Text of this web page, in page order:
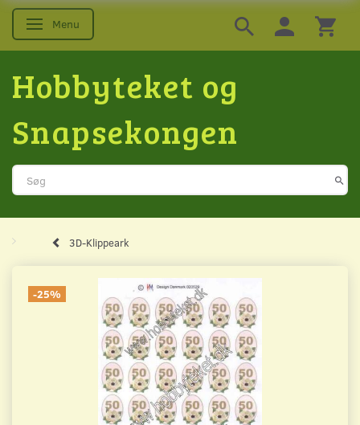
Skifte navigation
Menu
Hobbyteket og
Snapsekongen
3D-Klippeark
-25%